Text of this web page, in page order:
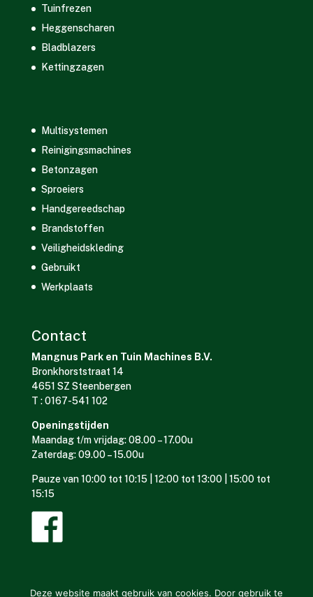
Tuinfrezen
Heggenscharen
Bladblazers
Kettingzagen
Multisystemen
Reinigingsmachines
Betonzagen
Sproeiers
Handgereedschap
Brandstoffen
Veiligheidskleding
Gebruikt
Werkplaats
Contact
Mangnus Park en Tuin Machines B.V.
Bronkhorststraat 14
4651 SZ Steenbergen
T : 0167-541 102
Openingstijden
Maandag t/m vrijdag: 08.00 – 17.00u
Zaterdag: 09.00 – 15.00u
Pauze van 10:00 tot 10:15 | 12:00 tot 13:00 | 15:00 tot
15:15
Deze website maakt gebruik van cookies. Door gebruik te